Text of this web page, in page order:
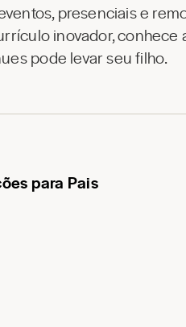
presenciais e
inovador,
pode levar seu filho.
para Pais